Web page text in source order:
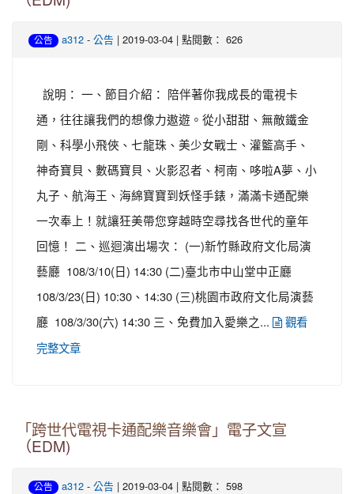
公告 a312 - 公告 | 2019-03-04 | 點閱數： 626
說明： 一、節目介紹： 陪伴著你我成長的電視卡
通，往往讓我們的想像力遨遊。從小甜甜、無敵鐵金
剛、科學小飛俠、七龍珠、美少女戰士、灌籃高手、
神奇寶貝、數碼寶貝、火影忍者、柯南、哆啦A夢、小
丸子、航海王、海綿寶寶到妖怪手錶，滿滿卡通配樂
一次奉上！就讓狂美帶您穿越時空尋找各世代的童年
回憶！ 二、巡迴演出場次： (一)新竹縣政府文化局演
藝廳 108/3/10(日) 14:30 (二)臺北市中山堂中正廳
108/3/23(日) 10:30、14:30 (三)桃園市政府文化局演藝
廳 108/3/30(六) 14:30 三、免費加入愛樂之...
觀看
完整文章
「跨世代電視卡通配樂音樂會」電子文宣
（EDM)
公告 a312 - 公告 | 2019-03-04 | 點閱數： 598